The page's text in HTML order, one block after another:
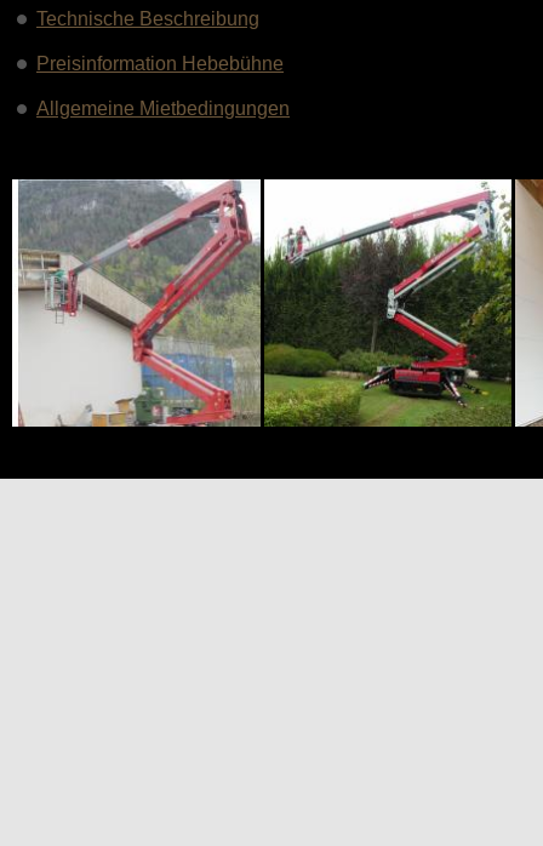
Technische Beschreibung
Preisinformation Hebebühne
Allgemeine Mietbedingungen